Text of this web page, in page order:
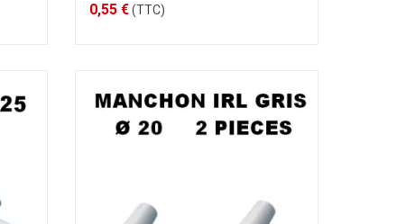
0,55 €(TTC)